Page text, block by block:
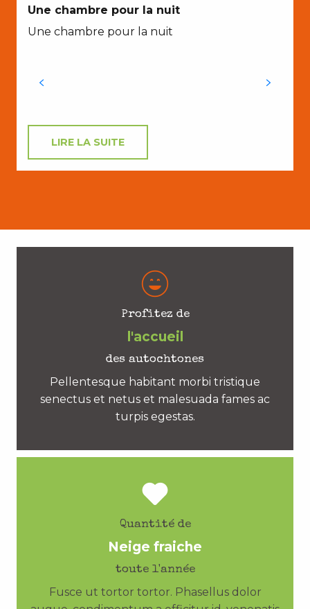
Une chambre pour la nuit
Une chambre pour la nuit
LIRE LA SUITE
Profitez de
l'accueil
des autochtones
Pellentesque habitant morbi tristique
senectus et netus et malesuada fames ac
turpis egestas.
Quantité de
Neige fraiche
toute l'année
Fusce ut tortor tortor. Phasellus dolor